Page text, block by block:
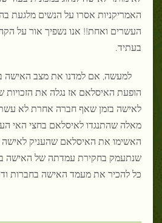
האמריקניות אסרו על הנשים מלגעת
העשרים ואחת!! אנו נשפיך אור על
בעתיד.
למעשה, אם למדנו את מצב האישה
הופעת האיסלאם אז נגלה את
לאישה בזמן שאף חברה אחרת לא
מאלה שהתנגדו לאיסלאם בחצי האי
האשימו את האיסלאם שהעניק לאישה
שנתעמק בחקירת עמדתה של האישה
כל להכיר את מעמד האישה בחברות